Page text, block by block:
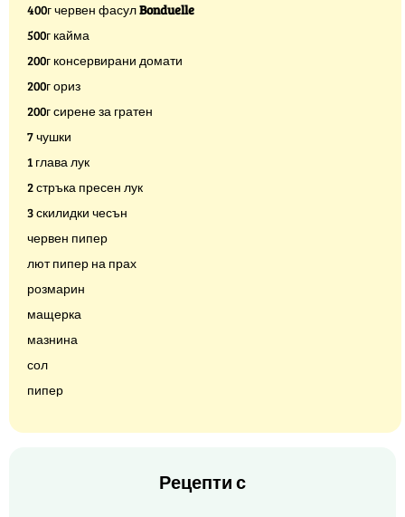
400г червен фасулBonduelle
500г кайма
200г консервирани домати
200г ориз
200г сирене за гратен
7 чушки
1 глава лук
2 стръка пресен лук
3 скилидки чесън
червен пипер
лют пипер на прах
розмарин
мащерка
мазнина
сол
пипер
Рецепти с